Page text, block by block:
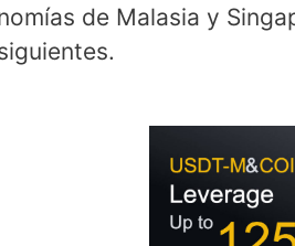
de Malasia y